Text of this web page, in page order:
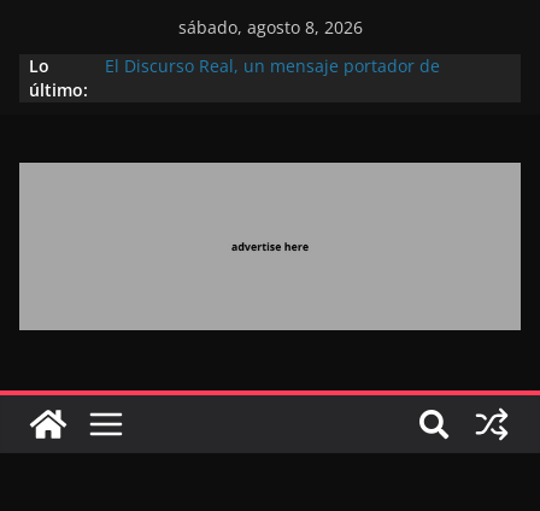
sábado, agosto 8, 2026
Lo
último:
El Discurso Real, un mensaje portador de
Extranjero: al servicio de los grandes proyectos de
Marruecos gracias a una visión estratégica
destinada a consolidar la posición de Marruecos
en una economía mundial competitiva (politólogo
marroquí-estadounidense)